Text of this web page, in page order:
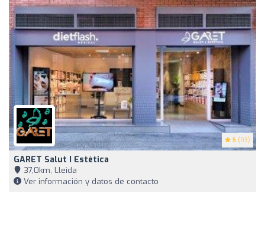
5 (93)
GARET Salut I Estètica
37,0km, Lleida
Ver información y datos de contacto